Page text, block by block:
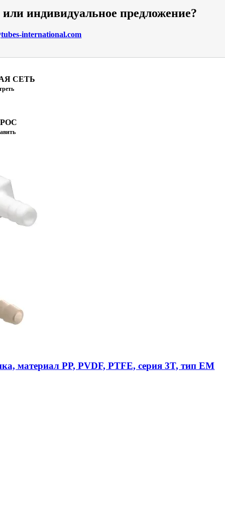
индивидуальное предложение?
international.com
СЕТЬ
материал PP, PVDF, PTFE, серия 3T, тип EM